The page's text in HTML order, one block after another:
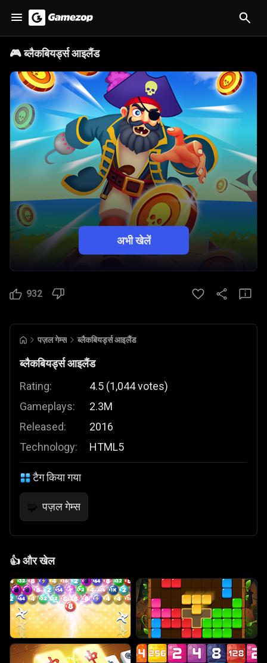
🎮ब्लैकबियर्ड्स आइलैंड
अभी खेलें
932
पज़ल गेम्स ब्लैकबियर्ड्स आइलैंड
ब्लैकबियर्ड्स आइलैंड
Rating:
Gameplays:
Released:
Technology:
4.5 (1,044votes)
2.3M
2016
HTML5
टैग किया गया
🧩 पज़ल गेम्स
👍और खेल